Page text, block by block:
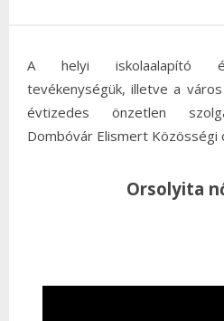
A helyi iskolaalapító és
tevékenységük, illetve a
évtizedes önzetlen
Dombóvár Elismert Közösségi
Orsolyita